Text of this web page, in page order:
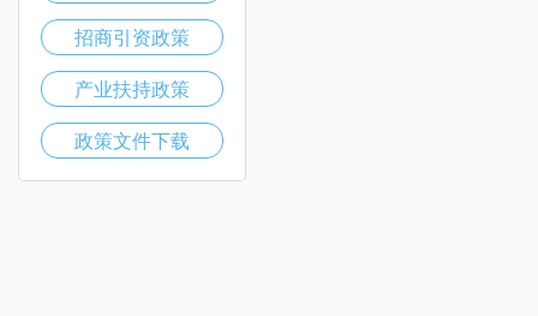
招商引资政策
产业扶持政策
政策文件下载